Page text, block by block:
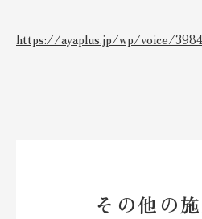
https://ayaplus.jp/wp/voice/3984
その他の